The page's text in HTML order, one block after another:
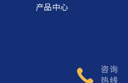
产品中心